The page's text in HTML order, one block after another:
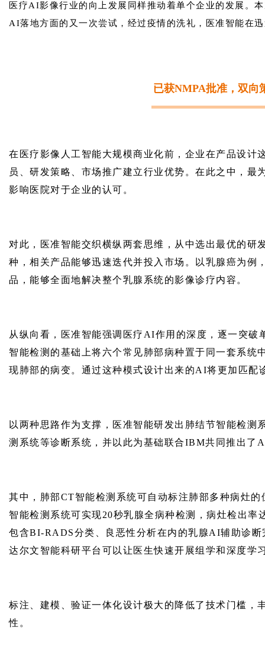
医疗AI影像行业的向上发展同样推动着单个企业的发展。
AI落地方面的又一次尝试，经过疫情的洗礼，医准智能在
已获NMPA批准，双向
在医疗影像人工智能大规模商业化前，企业在产品设计
员、研发策略、市场推广建立行业优势。在此之中，
影响医院对于企业的认可。
对此，医准智能交织横纵两套思维，从中选出最优的研
种，相关产品能够迅速迭代并投入市场。以乳腺癌为
品，能够全面地解决整个乳腺系统的影像诊疗内容。
从纵向看，医准智能强调医疗AI作用的深度，逐一突
智能检测的基础上将六个常见肺部病种置于同一套系
现肺部的病变。通过这种模式设计出来的AI将更加匹配
以两种思路作为支撑，医准智能研发出肺结节智能检
测系统等诊断系统，并以此为基础联合IBM共同推出了
其中，肺部CT智能检测系统可自动标注肺部多种病灶
智能检测系统可实现20秒乳腺全病种检测，病灶检出率
包含BI-RADS分类、良恶性分析在内的乳腺AI辅助诊
达尔文智能科研平台可以让医生快速开展组学和深度学
标注、建模、验证一体化设计极大的降低了技术门槛，
性。